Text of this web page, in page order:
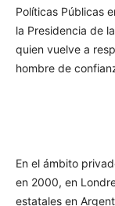
Políticas Públicas
la Presidencia de
quien vuelve a
hombre de
En el ámbito
en 2000, en
estatales en